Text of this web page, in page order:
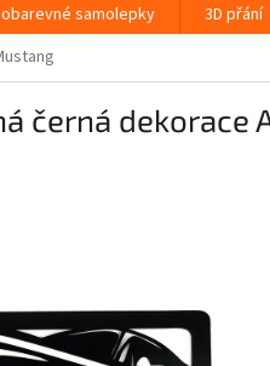
samolepky 3D přání
černá dekorace